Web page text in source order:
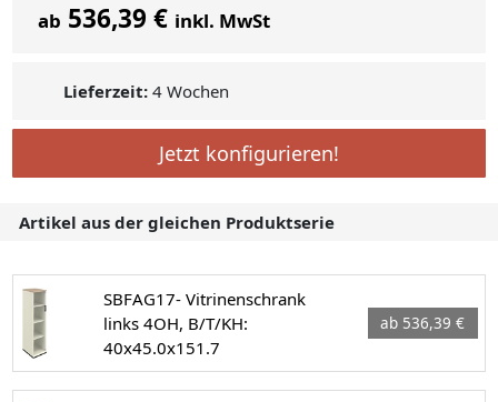
ab 536,39 € inkl. MwSt
Lieferzeit: 4 Wochen
Jetzt konfigurieren!
Artikel aus der gleichen Produktserie
SBFAG17- Vitrinenschrank
links 4OH, B/T/KH:
40x45.0x151.7
ab 536,39 €